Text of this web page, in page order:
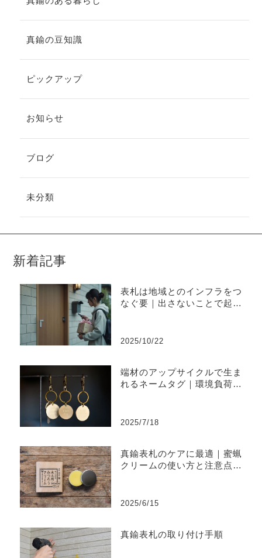
真鍮の豆知識
ピックアップ
お知らせ
ブログ
未分類
新着記事
表札は地域とのインフラをつ
なぐ要｜出さないことで起き
2025/10/22
端材のアップサイクルで生ま
れるネームタグ｜環境負荷を
2025/7/18
真鍮表札のケアに最適｜蜜蝋
クリームの使い方と注意点ま
2025/6/15
真鍮表札の取り付け手順